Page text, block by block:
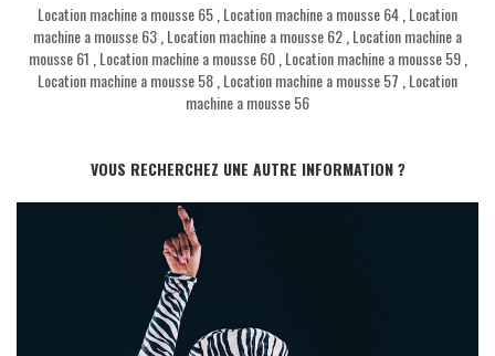
Location machine a mousse 65 Location machine a mousse 64 Location
machine a mousse 63 Location machine a mousse 62 Location machine a
mousse 61 Location machine a mousse 60, Location machine a mousse 59,
Location machine a mousse 58 Location machine a mousse 57 Location
machine a mousse 56
VOUS RECHERCHEZ UNE AUTRE INFORMATION ?